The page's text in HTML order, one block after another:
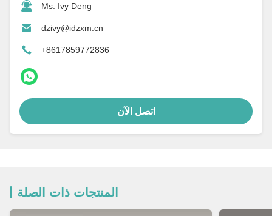
Ms. Ivy Deng
dzivy@idzxm.cn
+8617859772836
اتصل الآن
المنتجات ذات الصلة